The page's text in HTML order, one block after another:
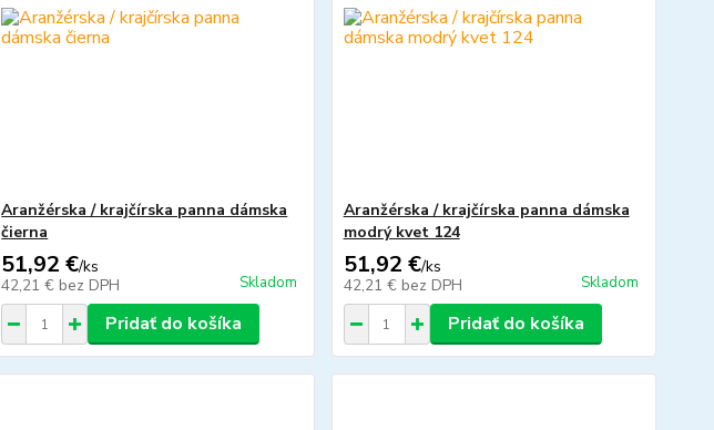
Aranžérska / krajčírska panna dámska
čierna
51,92 €/ks
42,21 € bez DPH Skladom
Pridať do košíka
Aranžérska / krajčírska panna dámska
modrý kvet 124
51,92 €/ks
42,21 € bez DPH Skladom
Pridať do košíka